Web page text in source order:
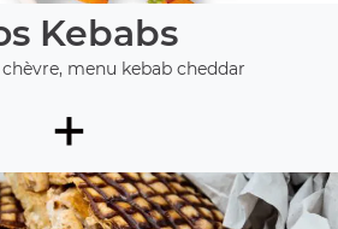
Kebabs
menu kebab cheddar
+